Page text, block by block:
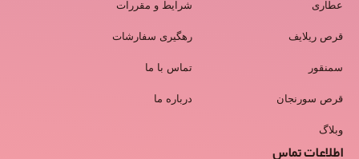
عطاری
قرص ریلایف
سمنقور
قرص سورنجان
وبلاگ
شرایط و مقررات
رهگیری سفارشات
تماس با ما
درباره ما
اطلاعات تماس